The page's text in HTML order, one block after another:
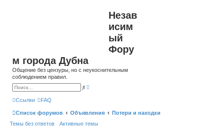
Незав
исим
ый
Фору
м города Дубна
Общение без цензуры, но с неукоснительным
соблюдением правил.
П
р
н
Ссылки FAQ
Список форумов Объявления
Потери и находки
Темы без ответов
Активные темы